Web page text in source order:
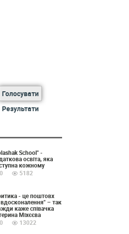
Голосувати
Результати
School" -
освіта, яка
кожному
0
5182
- це поштовх
– так
каже співачка
Міхєєва
0
13022